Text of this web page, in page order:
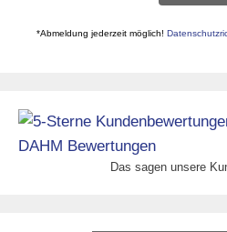
*Abmeldung jederzeit möglich!
Das sagen unsere